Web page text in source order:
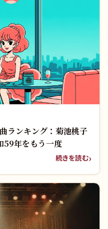
ランキング：菊池桃子
59年をもう一度
続きを読む